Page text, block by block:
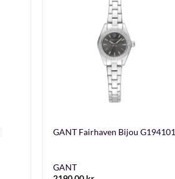
GANT Fairhaven Bijou G194101
GANT